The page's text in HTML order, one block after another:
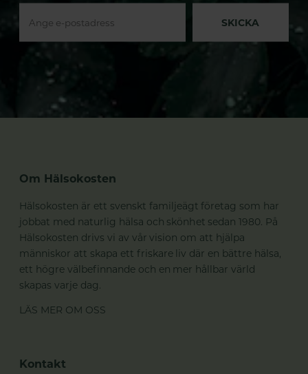
SKICKA
Om Hälsokosten
Hälsokosten är ett svenskt familjeägt företag som har
jobbat med naturlig hälsa och skönhet sedan 1980. På
Hälsokosten drivs vi av vår vision om att hjälpa
människor att skapa ett friskare liv där en bättre hälsa,
ett högre välbefinnande och en mer hållbar värld
skapas varje dag.
LÄS MER OM OSS
Kontakt